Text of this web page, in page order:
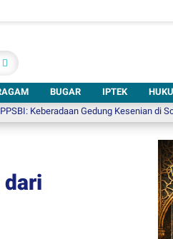
BUGAR IPTEK
Gedung Kesenian di Solo Sangat
dari